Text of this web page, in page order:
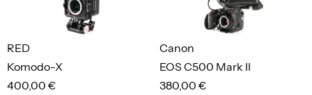
Komodo-X
RED
400,00 €
EOS C500 Mark II
Canon
380,00 €